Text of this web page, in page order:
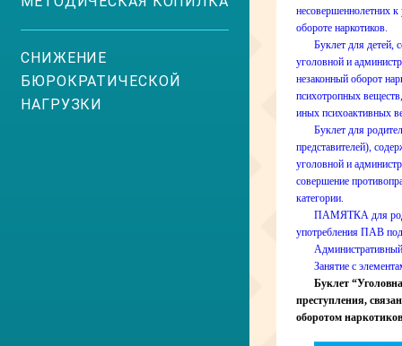
СНИЖЕНИЕ
БЮРОКРАТИЧЕСКОЙ
НАГРУЗКИ
несовершеннолетних
обороте наркотиков.
Буклет для
уголовной и
незаконный оборот
психотропных
иных психоактивных
Буклет для
представителей),
уголовной и
совершение
категории.
ПАМЯТКА для
употребления ПАВ
Занятие с
Буклет
преступления,
оборотом